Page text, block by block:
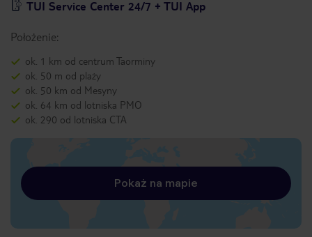
TUI Service Center 24/7 + TUI App
Położenie:
ok. 1 km od centrum Taorminy
ok. 50 m od plaży
ok. 50 km od Mesyny
ok. 64 km od lotniska PMO
ok. 290 od lotniska CTA
Pokaż na mapie